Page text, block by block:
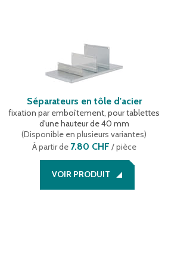
Séparateurs en tôle d'acier
fixation par emboîtement, pour tablettes
d'une hauteur de 40 mm
(Disponible en plusieurs variantes)
À partir de 7.80 CHF / pièce
VOIR PRODUIT